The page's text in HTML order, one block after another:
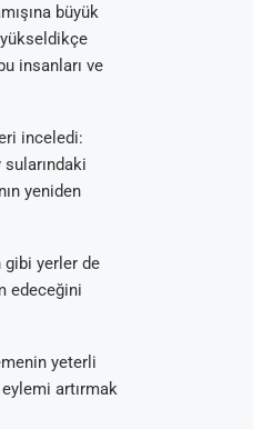
büyük
insanları ve
inceledi:
sularındaki
yeniden
gibi yerler de
edeceğini
yeterli
artırmak